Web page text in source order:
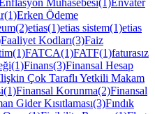
Erken Ödeme
etias(1)etias sistem(1)etias
Faaliyet Kodları(3)Faiz
FATCA(1)FATF(1)faturasız
Finans(3)Finansal Hesap
Çok Taraflı Yetkili Makam
Finansal Korunma(2)Finansal
Gider Kısıtlaması(3)Fındık